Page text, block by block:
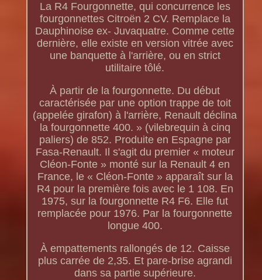
La R4 Fourgonnette, qui concurrence les
fourgonnettes Citroën 2 CV. Remplace la
Dauphinoise ex- Juvaquatre. Comme cette
dernière, elle existe en version vitrée avec
une banquette à l'arrière, ou en strict
utilitaire tôlé.
À partir de la fourgonnette. Du début
caractérisée par une option trappe de toit
(appelée girafon) à l'arrière, Renault déclina
la fourgonnette 400. » (vilebrequin à cinq
paliers) de 852. Produite en Espagne par
Fasa-Renault. Il s'agit du premier « moteur
Cléon-Fonte » monté sur la Renault 4 en
France, le « Cléon-Fonte » apparaît sur la
R4 pour la première fois avec le 1 108. En
1975, sur la fourgonnette R4 F6. Elle fut
remplacée pour 1976. Par la fourgonnette
longue 400.
À empattements rallongés de 12. Caisse
plus carrée de 2,35. Et pare-brise agrandi
dans sa partie supérieure.